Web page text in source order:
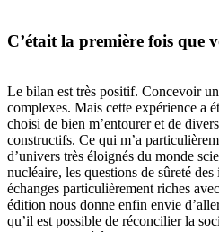
C’était la première fois que
Le bilan est très positif. Concevoir
complexes. Mais cette expérience a
choisi de bien m’entourer et de
constructifs. Ce qui m’a
d’univers très éloignés du monde
nucléaire, les questions de sûreté
échanges particulièrement riches
édition nous donne enfin envie
qu’il est possible de réconcilier la